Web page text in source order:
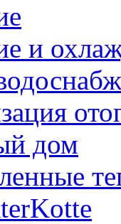
и
дом